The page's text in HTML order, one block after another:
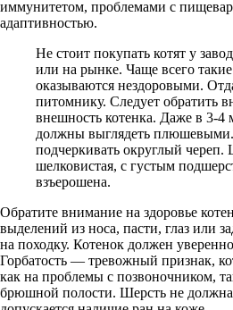
иммунитетом, проблемами с
адаптивностью.
Не стоит покупать котят у
или на рынке. Чаще всего
оказываются нездоровыми.
питомнику. Следует обратить
внешность котенка. Даже в 3-4
должны выглядеть
подчеркивать округлый череп.
шелковистая, с густым
взъерошена.
Обратите внимание на здоровье
выделений из носа, пасти, глаз или
на походку. Котенок должен
Горбатость — тревожный признак,
как на проблемы с позвоночником,
брюшной полости. Шерсть не